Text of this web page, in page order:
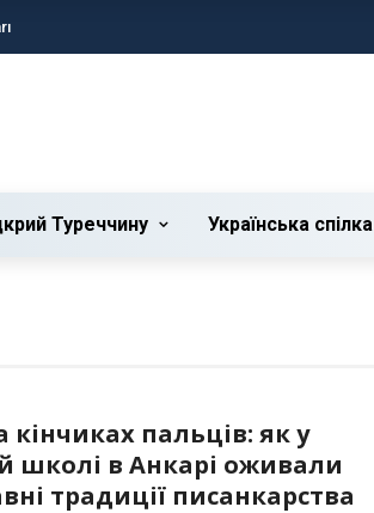
Туреччину Українська cпілка
кінчиках пальців: як у
школі в Анкарі оживали
традиції писанкарства